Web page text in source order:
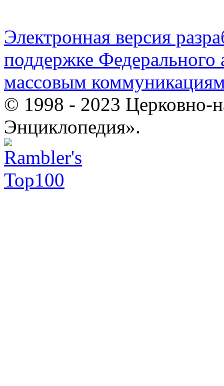
Электронная версия
поддержке Федерального
массовым
© 1998 - 2023 Церковно-
Энциклопедия».